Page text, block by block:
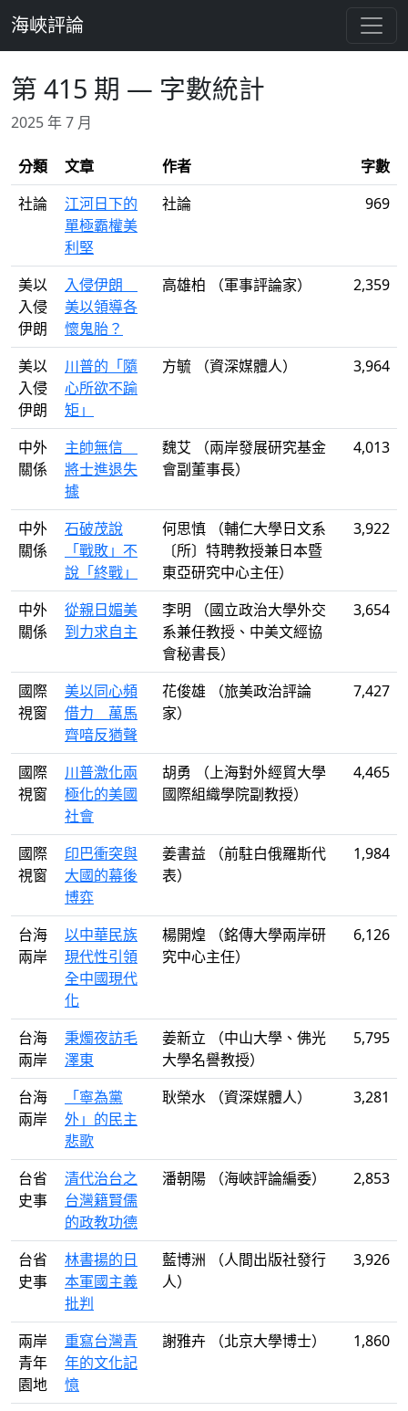
海峽評論
第 415 期 — 字數統計
2025 年 7 月
分類 文章 作者
字數
社論
江河日下的
單極霸權美
利堅
社論 969
美以
入侵
伊朗
入侵伊朗
美以領導各
懷鬼胎？
高雄柏 （軍事評論家） 2,359
美以
入侵
伊朗
川普的「隨
心所欲不踰
矩」
方毓 （資深媒體人） 3,964
中外
關係
主帥無信
將士進退失
據
魏艾 （兩岸發展研究基金
會副董事長）
4,013
中外
關係
石破茂說
「戰敗」不
說「終戰」
何思慎 （輔仁大學日文系
〔所〕特聘教授兼日本暨
東亞研究中心主任）
3,922
中外
關係
從親日媚美
到力求自主
李明 （國立政治大學外交
系兼任教授、中美文經協
會秘書長）
3,654
國際
視窗
美以同心頻
借力 萬馬
齊喑反猶聲
花俊雄 （旅美政治評論
家）
7,427
國際
視窗
川普激化兩
極化的美國
社會
胡勇 （上海對外經貿大學
國際組織學院副教授）
4,465
國際
視窗
印巴衝突與
大國的幕後
博弈
姜書益 （前駐白俄羅斯代
表）
1,984
台海
兩岸
以中華民族
現代性引領
全中國現代
化
楊開煌 （銘傳大學兩岸研
究中心主任）
6,126
台海
兩岸
秉燭夜訪毛
澤東
姜新立 （中山大學、佛光
大學名譽教授）
5,795
台海
兩岸
「寧為黨
外」的民主
悲歌
耿榮水 （資深媒體人） 3,281
台省
史事
清代治台之
台灣籍賢儒
的政教功德
潘朝陽 （海峽評論編委） 2,853
台省
史事
林書揚的日
本軍國主義
批判
藍博洲 （人間出版社發行
人）
3,926
兩岸
青年
園地
重寫台灣青
年的文化記
憶
謝雅卉 （北京大學博士） 1,860